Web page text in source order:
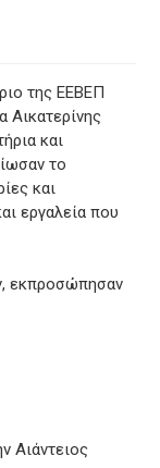
της ΕΕΒΕΠ
Αικατερίνης
και
το
και
εργαλεία που
εκπροσώπησαν
Αιάντειος